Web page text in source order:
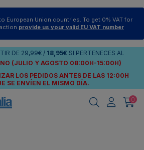
European Union countries. To get 0% VAT for
provide us your valid EU VAT number
DE 29,99€ / 18,95€ SI PERTENECES AL
(JULIO Y AGOSTO 08:00H-15:00H)
LOS PEDIDOS ANTES DE LAS 12:00H
SE ENVÍEN EL MISMO DÍA.
0